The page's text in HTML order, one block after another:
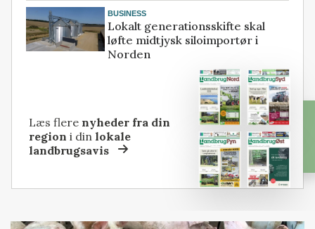
BUSINESS
Lokalt generationsskifte skal
løfte midtjysk siloimportør i
Norden
Læs flere nyheder fra din
region i dinlokale
landbrugsavis